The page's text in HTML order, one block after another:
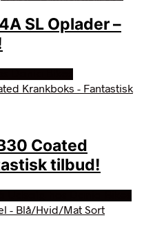
SL Oplader –
Coated
tilbud!